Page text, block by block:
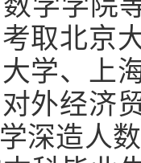
取北京
学、上
外经济
深造人